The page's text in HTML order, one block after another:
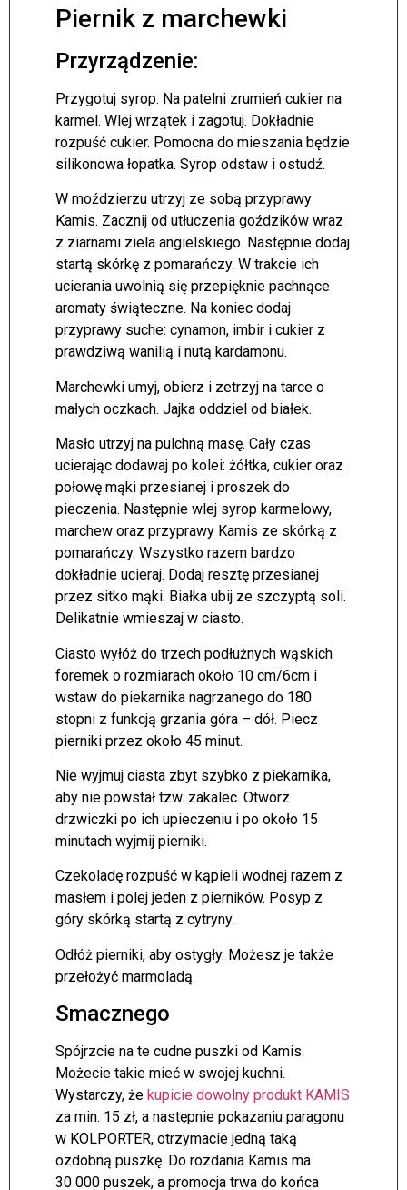
Piernik z marchewki
Przyrządzenie:
Przygotuj syrop. Na patelni zrumień cukier na
karmel. Wlej wrzątek i zagotuj. Dokładnie
rozpuść cukier. Pomocna do mieszania będzie
silikonowa łopatka. Syrop odstaw i ostudź.
W moździerzu utrzyj ze sobą przyprawy
Kamis. Zacznij od utłuczenia goździków wraz
z ziarnami ziela angielskiego. Następnie dodaj
startą skórkę z pomarańczy. W trakcie ich
ucierania uwolnią się przepięknie pachnące
aromaty świąteczne. Na koniec dodaj
przyprawy suche: cynamon, imbir i cukier z
prawdziwą wanilią i nutą kardamonu.
Marchewki umyj, obierz i zetrzyj na tarce o
małych oczkach. Jajka oddziel od białek.
Masło utrzyj na pulchną masę. Cały czas
ucierając dodawaj po kolei: żółtka, cukier oraz
połowę mąki przesianej i proszek do
pieczenia. Następnie wlej syrop karmelowy,
marchew oraz przyprawy Kamis ze skórką z
pomarańczy. Wszystko razem bardzo
dokładnie ucieraj. Dodaj resztę przesianej
przez sitko mąki. Białka ubij ze szczyptą soli.
Delikatnie wmieszaj w ciasto.
Ciasto wyłóż do trzech podłużnych wąskich
foremek o rozmiarach około 10 cm/6cm i
wstaw do piekarnika nagrzanego do 180
stopni z funkcją grzania góra – dół. Piecz
pierniki przez około 45 minut.
Nie wyjmuj ciasta zbyt szybko z piekarnika,
aby nie powstał tzw. zakalec. Otwórz
drzwiczki po ich upieczeniu i po około 15
minutach wyjmij pierniki.
Czekoladę rozpuść w kąpieli wodnej razem z
masłem i polej jeden z pierników. Posyp z
góry skórką startą z cytryny.
Odłóż pierniki, aby ostygły. Możesz je także
przełożyć marmoladą.
Smacznego
Spójrzcie na te cudne puszki od Kamis.
Możecie takie mieć w swojej kuchni.
Wystarczy, że kupicie dowolny produkt KAMIS
za min. 15 zł, a następnie pokazaniu paragonu
w KOLPORTER, otrzymacie jedną taką
ozdobną puszkę. Do rozdania Kamis ma
30 000 puszek, a promocja trwa do końca